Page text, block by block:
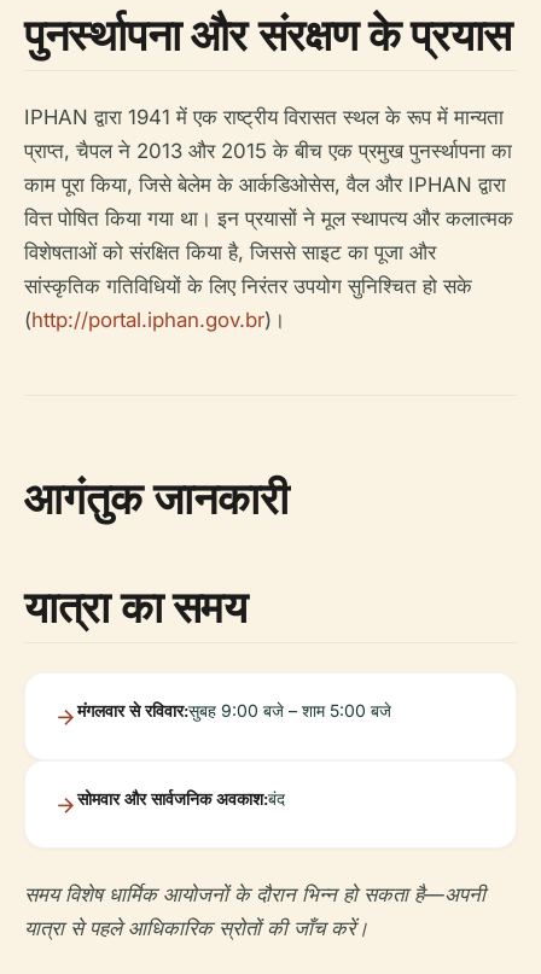
पुनर्स्थापना और संरक्षण के प्रयास
IPHAN द्वारा 1941 में एक राष्ट्रीय विरासत स्थल के रूप में मान्यता
प्राप्त, चैपल ने 2013 और 2015 के बीच एक प्रमुख पुनर्स्थापना का
काम पूरा किया, जिसे बेलेम के आर्कडिओसेस, वैल और IPHAN द्वारा
वित्त पोषित किया गया था। इन प्रयासों ने मूल स्थापत्य और कलात्मक
विशेषताओं को संरक्षित किया है, जिससे साइट का पूजा और
सांस्कृतिक गतिविधियों के लिए निरंतर उपयोग सुनिश्चित हो सके
(http://portal.iphan.gov.br)।
आगंतुक जानकारी
यात्रा का समय
मंगलवार से रविवार:सुबह 9:00 बजे – शाम 5:00 बजे
सोमवार और सार्वजनिक अवकाश:बंद
समय विशेष धार्मिक आयोजनों के दौरान भिन्न हो सकता है—अपनी
यात्रा से पहले आधिकारिक स्रोतों की जाँच करें।